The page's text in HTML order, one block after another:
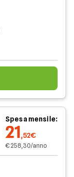
Spesa mensile:
21,52€
€ 258,30/anno